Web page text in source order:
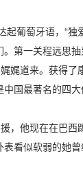
葡萄牙语，“
第一关程远思
娓道来。获得
国最著名的四
，他现在在巴
看似软弱的她